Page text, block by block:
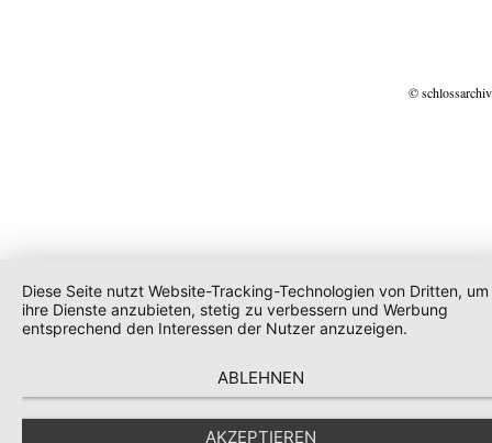
©
Diese Seite nutzt Website-Tracking-Technologien von Dritten, um
ihre Dienste anzubieten, stetig zu verbessern und Werbung
entsprechend den Interessen der Nutzer anzuzeigen.
ABLEHNEN
AKZEPTIEREN